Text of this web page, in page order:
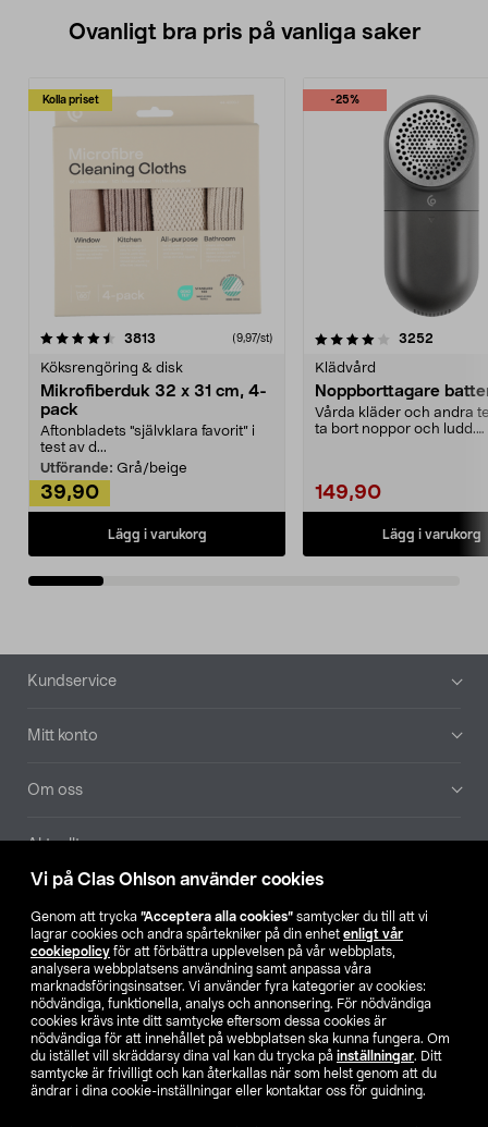
Vi på Clas Ohlson använder cookies
Genom att trycka ”Acceptera alla cookies” samtycker du till att vi
lagrar cookies och andra spårtekniker på din enhet enligt vår
cookiepolicy för att förbättra upplevelsen på vår webbplats,
analysera webbplatsens användning samt anpassa våra
marknadsföringsinsatser. Vi använder fyra kategorier av cookies:
nödvändiga, funktionella, analys och annonsering. För nödvändiga
cookies krävs inte ditt samtycke eftersom dessa cookies är
nödvändiga för att innehållet på webbplatsen ska kunna fungera. Om
du istället vill skräddarsy dina val kan du trycka på inställningar. Ditt
samtycke är frivilligt och kan återkallas när som helst genom att du
ändrar i dina cookie-inställningar eller kontaktar oss för guidning.
Ovanligt bra pris på vanliga saker
Kolla priset
3813 (9,97/st)
Köksrengöring & disk
Mikrofiberduk 32 x 31 cm, 4-
pack
Aftonbladets "självklara favorit” i
test av d...
Utförande: Grå/beige
39,90
Lägg i varukorg
-25%
4.0av 5 stjärnor 3252
Klädvård
Noppborttagare
Vårda kläder och andra
ta bort noppor och ludd.
149,90
Lägg i varukorg
4.5av 5 stjärnor
Sidfot
Kundservice
Mitt konto
Om oss
Aktuellt
Hitta butik
SE NO FI